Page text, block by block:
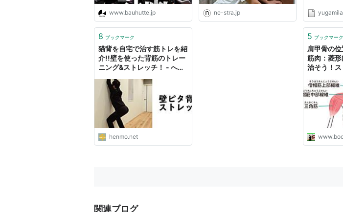
www.bauhutte.jp ne-stra.jp
から、でき
ですよね。
お金も通う
「できれば
8 ブックマーク
猫背を自宅で治す筋トレを紹
介!!壁を使った背筋のトレー
ニング&ストレッチ！ - へん
henmo.net
5 ブックマーク
肩甲骨の
筋肉：菱
治そう！ス
を考える
関連ブログ